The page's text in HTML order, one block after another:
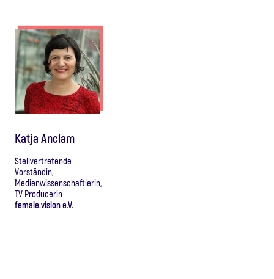
Katja Anclam
Stellvertretende
Vorständin,
Medienwissenschaftlerin,
TV Producerin
female.vision e.V.